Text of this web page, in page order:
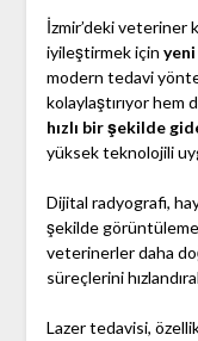
İzmir’deki veteriner
iyileştirmek için
modern tedavi
kolaylaştırıyor hem
hızlı bir şekilde
yüksek teknolojili
Dijital radyografi,
şekilde
veterinerler daha
süreçlerini
Lazer tedavisi,